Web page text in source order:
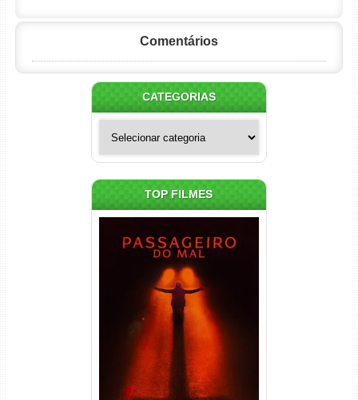
Comentários
CATEGORIAS
TOP FILMES
Passageiro do Mal Torrent
(2026) WEB-DL 1080p Dual
Áudio